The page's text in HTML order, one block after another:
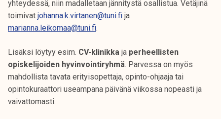
yhteydessä, niin madalletaan jännitystä osallistua. Vetäjinä
toimivat johanna.k.virtanen@tuni.fi ja
marianna.leikomaa@tuni.fi.
Lisäksi löytyy esim. CV-klinikka ja perheellisten
opiskelijoiden hyvinvointiryhmä. Parvessa on myös
mahdollista tavata erityisopettaja, opinto-ohjaaja tai
opintokuraattori useampana päivänä viikossa nopeasti ja
vaivattomasti.